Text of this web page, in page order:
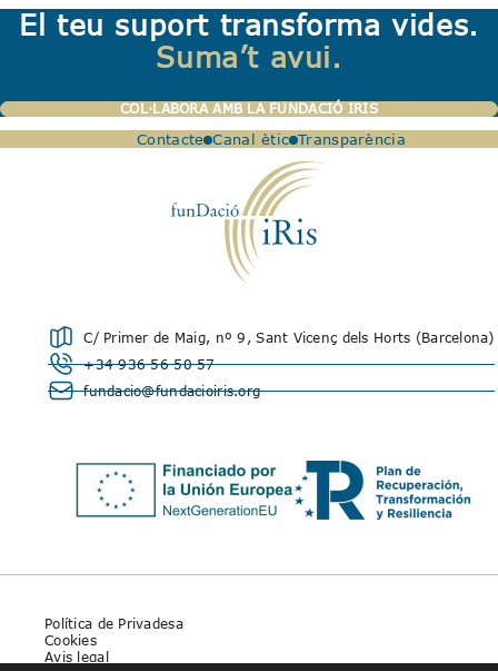
El teu suport transforma vides.
Suma’t avui.
COL·LABORA AMB LA FUNDACIÓ IRIS
Contacte Canal ètic Transparència
C/ Primer de Maig, nº 9, Sant Vicenç dels Horts (Barcelona)
+34 936 56 50 57
fundacio@fundacioiris.org
Política de Privadesa
Cookies
Avis legal